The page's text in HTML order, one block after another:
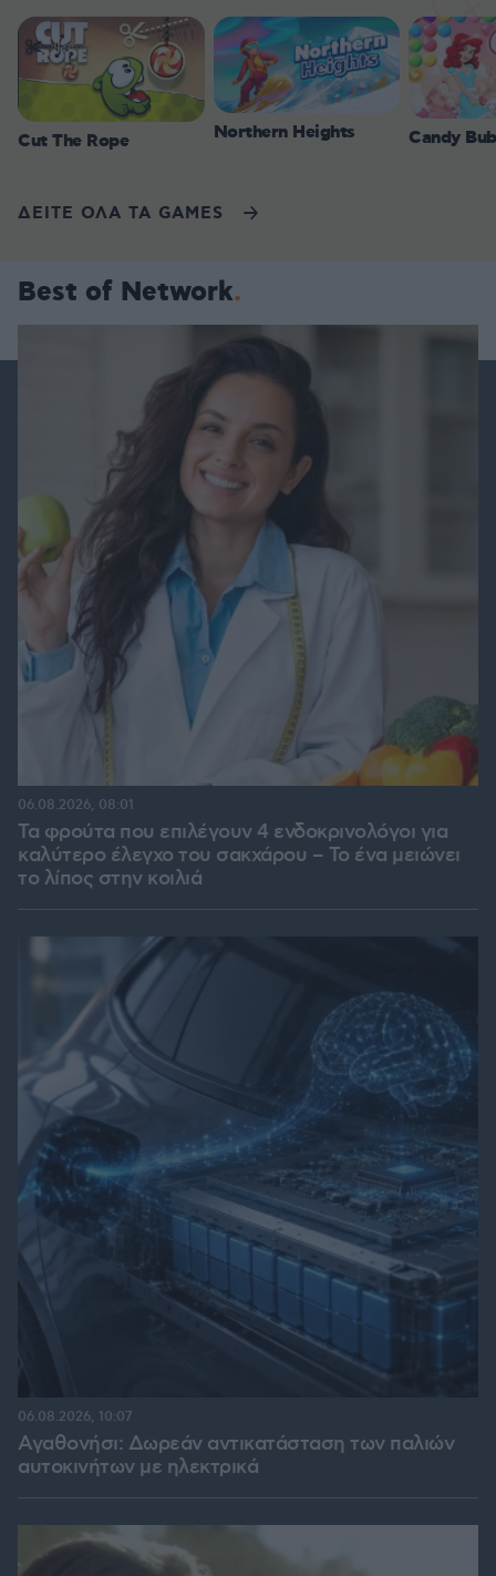
Cut The Rope Northern Heights Candy
ΔΕΙΤΕ ΟΛΑ ΤΑ GAMES
Best of Network
Τα φρούτα που επιλέγουν 4 ενδοκρινολόγοι για
καλύτερο έλεγχο του σακχάρου – Το ένα μειώνει
το λίπος στην κοιλιά
06.08.2026, 08:01
Αγαθονήσι: Δωρεάν αντικατάσταση των παλιών
αυτοκινήτων με ηλεκτρικά
06.08.2026, 10:07